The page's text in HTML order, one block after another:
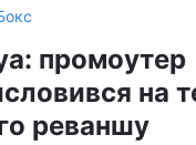
промоутер
на
реваншу